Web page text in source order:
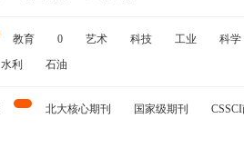
教育 0 艺术 科技 工业 科学
水利 石油
北大核心期刊 国家级期刊